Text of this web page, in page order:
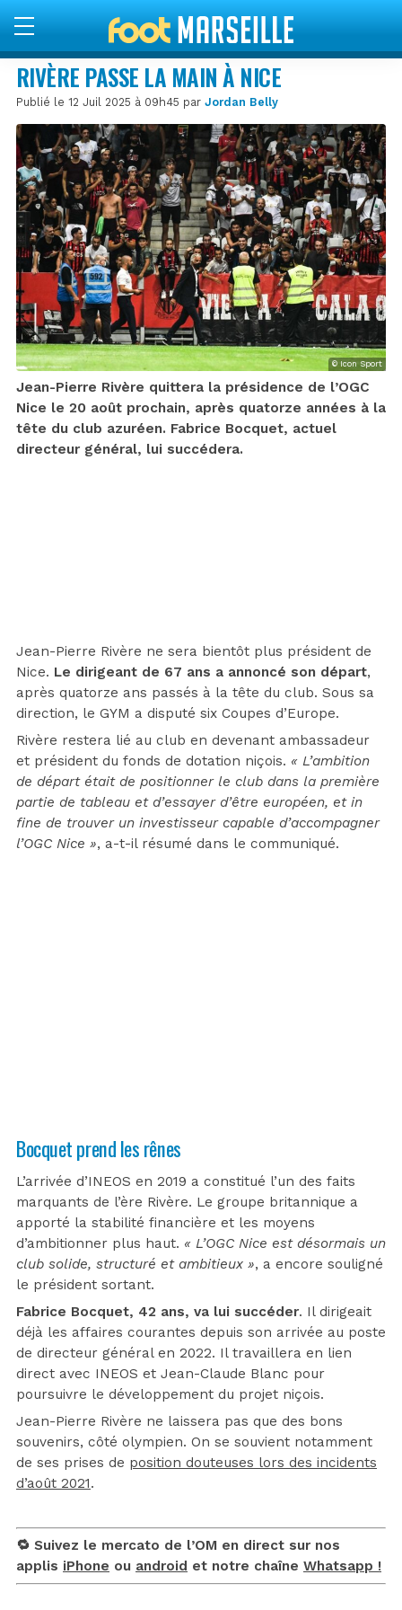
RIVÈRE PASSE LA MAIN À NICE
Publié le 12 Juil 2025 à 09h45 par Jordan Belly
© Icon Sport
Jean-Pierre Rivère quittera la présidence de l’OGC
Nice le 20 août prochain, après quatorze années à la
tête du club azuréen. Fabrice Bocquet, actuel
directeur général, lui succédera.
Jean-Pierre Rivère ne sera bientôt plus président de
Nice. Le dirigeant de 67 ans a annoncé son départ,
après quatorze ans passés à la tête du club. Sous sa
direction, le GYM a disputé six Coupes d’Europe.
Rivère restera lié au club en devenant ambassadeur
et président du fonds de dotation niçois. « L’ambition
de départ était de positionner le club dans la première
partie de tableau et d’essayer d’être européen, et in
fine de trouver un investisseur capable d’accompagner
l’OGC Nice », a-t-il résumé dans le communiqué.
Bocquet prend les rênes
L’arrivée d’INEOS en 2019 a constitué l’un des faits
marquants de l’ère Rivère. Le groupe britannique a
apporté la stabilité financière et les moyens
d’ambitionner plus haut. « L’OGC Nice est désormais un
club solide, structuré et ambitieux », a encore souligné
le président sortant.
Fabrice Bocquet, 42 ans, va lui succéder. Il dirigeait
déjà les affaires courantes depuis son arrivée au poste
de directeur général en 2022. Il travaillera en lien
direct avec INEOS et Jean-Claude Blanc pour
poursuivre le développement du projet niçois.
Jean-Pierre Rivère ne laissera pas que des bons
souvenirs, côté olympien. On se souvient notamment
de ses prises de position douteuses lors des incidents
d’août 2021.
🔁 Suivez le mercato de l’OM en direct sur nos
applis iPhone ou android et notre chaîne Whatsapp !